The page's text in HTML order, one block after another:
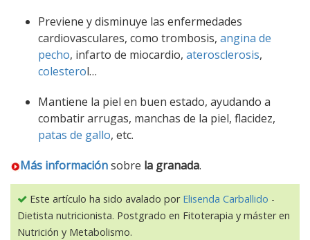
Previene y disminuye las enfermedades
cardiovasculares, como trombosis, angina de
pecho, infarto de miocardio, aterosclerosis,
colesterol…
Mantiene la piel en buen estado, ayudando a
combatir arrugas, manchas de la piel, flacidez,
patas de gallo, etc.
Más informaciónsobre la granada.
Este artículo ha sido avalado por Elisenda Carballido -
Dietista nutricionista. Postgrado en Fitoterapia y máster en
Nutrición y Metabolismo.